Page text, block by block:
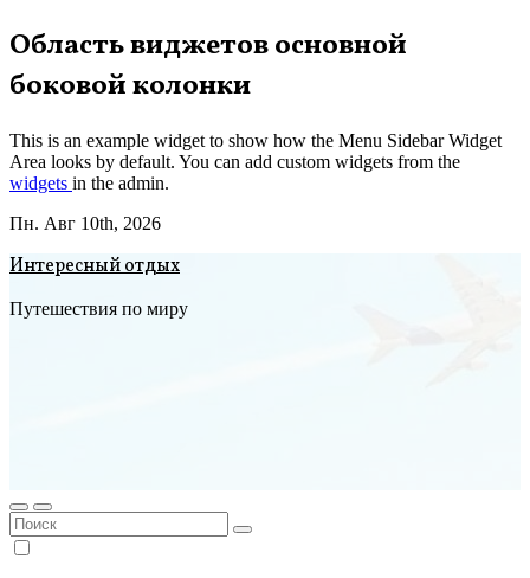
Перейти
к
содержимому
Область виджетов основной
боковой колонки
This is an example widget to show how the Menu Sidebar Widget
Area looks by default. You can add custom widgets from the
widgets in the admin.
Пн. Авг 10th, 2026
Интересный отдых
Путешествия по миру